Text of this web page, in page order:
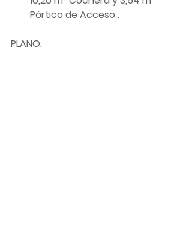
Pórtico de Acceso .
PLANO: